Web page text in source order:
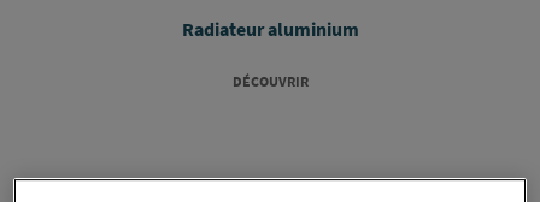
Radiateur aluminium
DÉCOUVRIR